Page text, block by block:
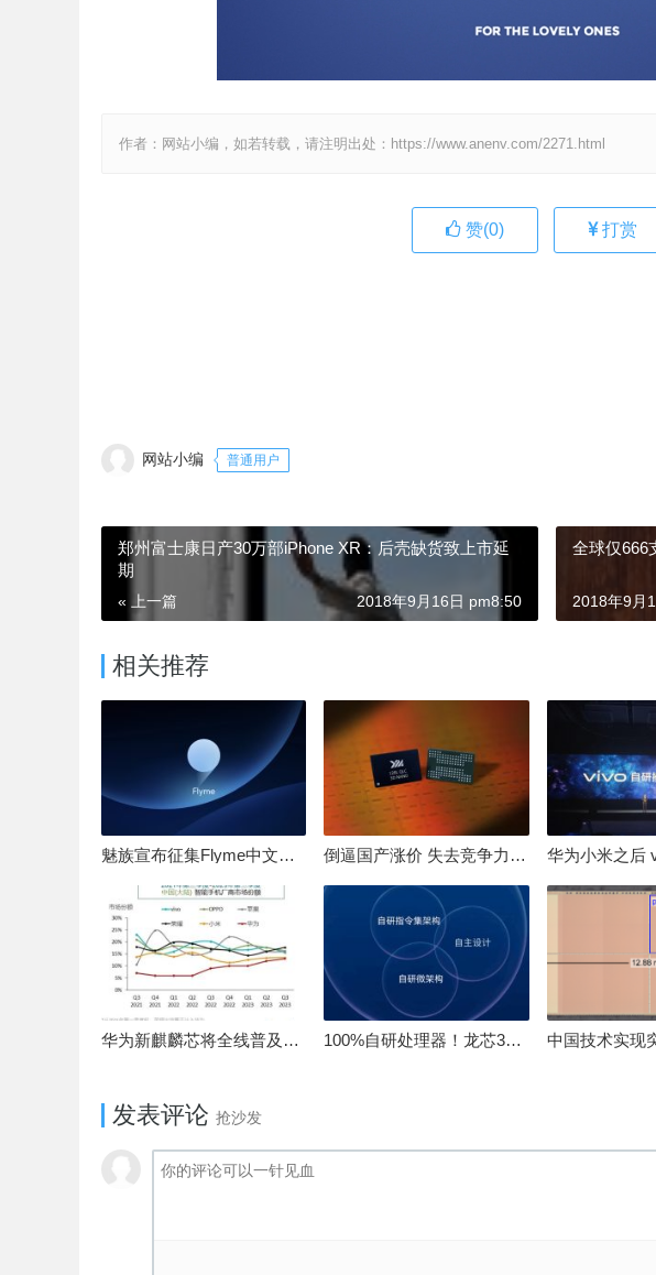
作者：网站小编，如若转载，请注明出处：https://www.anenv.com/2271.html
赞(0) 打赏
网站小编 普通用户
郑州富士康日产30万部iPhone XR：后壳缺货致上市延
期
« 上一篇 2018年9月16日 pm8:50
全球仅666
2018年9月
相关推荐
魅族宣布征集Flyme中文OS名：要像鸿蒙、澎湃一样响亮 倒逼国产涨价 失去竞争力！三星要减产50%：SSD必须涨价
华为新麒麟芯将全线普及！高中低端全面采用 改写竞争格局 100%自研处理器！龙芯3A6000评测：与10代酷睿互有胜负
发表评论 抢沙发